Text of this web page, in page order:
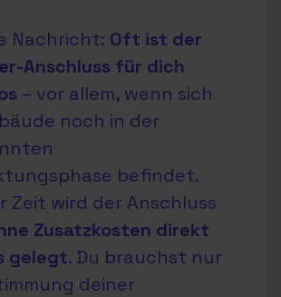
Nachricht: Oft ist der
Anschluss für dich
– vor allem, wenn sich
noch in der
befindet.
Zeit wird der Anschluss
Zusatzkosten direkt
gelegt. Du brauchst nur
deiner